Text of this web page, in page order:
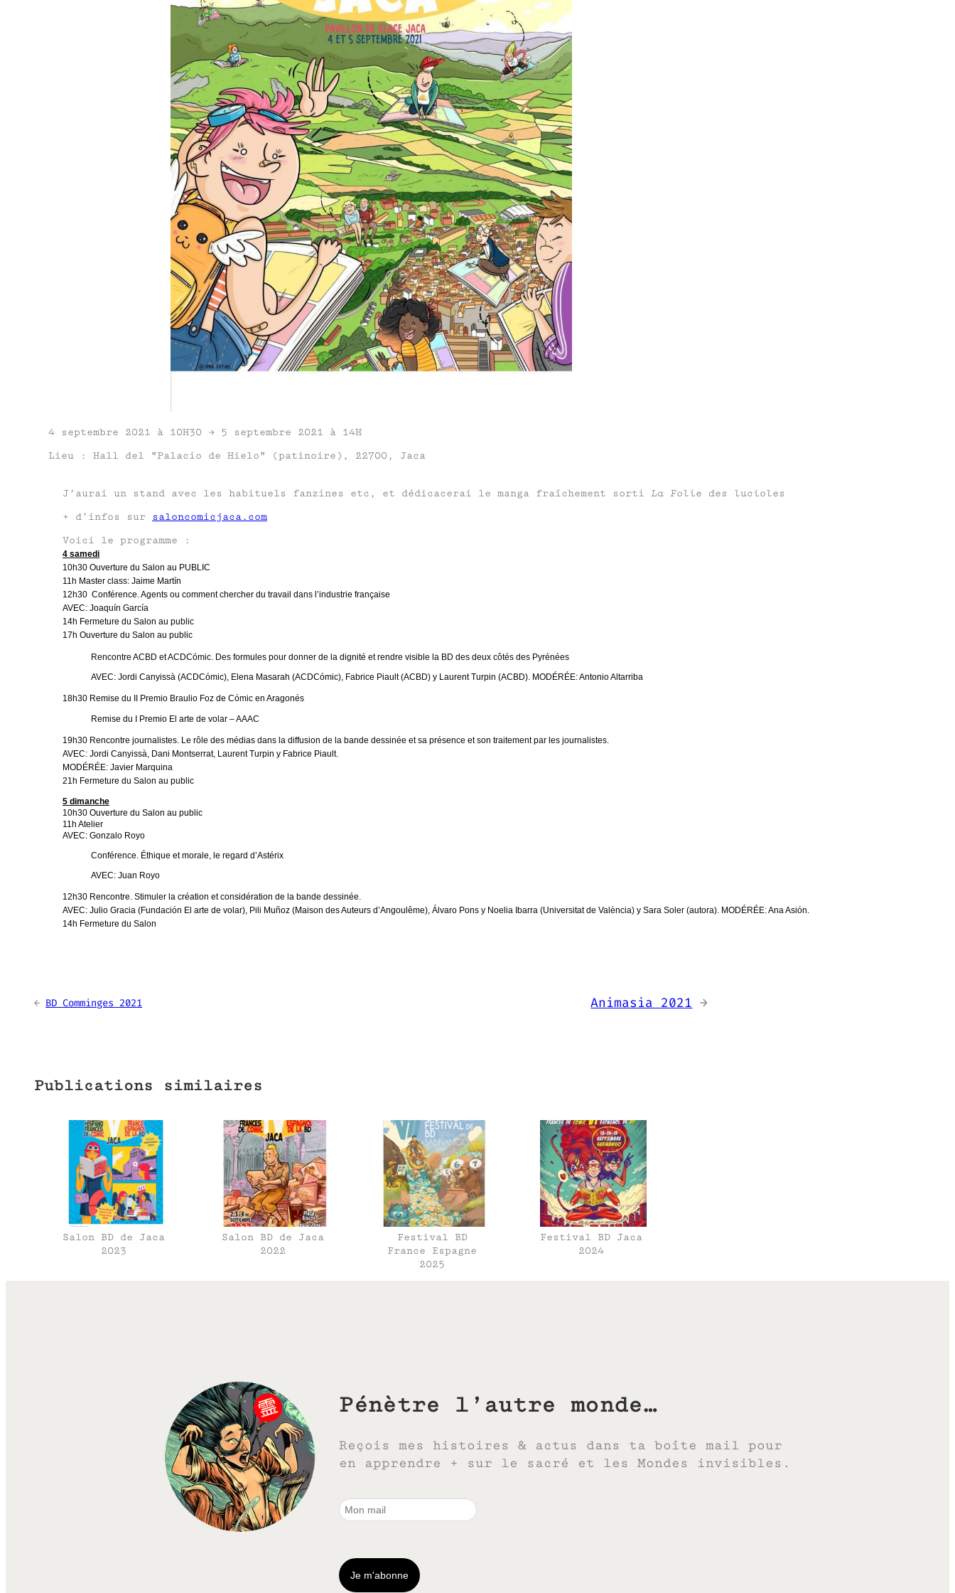
4 septembre 2021 à 10H30 → 5 septembre 2021 à 14H
Lieu : Hall del "Palacio de Hielo" (patinoire), 22700, Jaca
J’aurai un stand avec les habituels fanzines etc, et dédicacerai le manga fraîchement sorti La Folie des lucioles
+ d’infos sur
saloncomicjaca.com
Voici le programme :
4 samedi
10h30 Ouverture du Salon au PUBLIC
11h Master class: Jaime Martín
12h30 Conférence. Agents ou comment chercher du travail dans l’industrie française
AVEC: Joaquín García
14h Fermeture du Salon au public
17h Ouverture du Salon au public
Rencontre ACBD et ACDCómic. Des formules pour donner de la dignité et rendre visible la BD des deux côtés des Pyrénées
AVEC: Jordi Canyissà (ACDCómic), Elena Masarah (ACDCómic), Fabrice Piault (ACBD) y Laurent Turpin (ACBD). MODÉRÉE: Antonio Altarriba
18h30 Remise du II Premio Braulio Foz de Cómic en Aragonés
Remise du I Premio El arte de volar – AAAC
19h30 Rencontre journalistes. Le rôle des médias dans la diffusion de la bande dessinée et sa présence et son traitement par les journalistes.
AVEC: Jordi Canyissà, Dani Montserrat, Laurent Turpin y Fabrice Piault.
MODÉRÉE: Javier Marquina
21h Fermeture du Salon au public
5 dimanche
10h30 Ouverture du Salon au public
11h Atelier
AVEC: Gonzalo Royo
Conférence. Éthique et morale, le regard d’Astérix
AVEC: Juan Royo
12h30 Rencontre. Stimuler la création et considération de la bande dessinée.
AVEC: Julio Gracia (Fundación El arte de volar), Pili Muñoz (Maison des Auteurs d’Angoulême), Álvaro Pons y Noelia Ibarra (Universitat de València) y Sara Soler (autora). MODÉRÉE: Ana Asión.
14h Fermeture du Salon
← BD Comminges 2021 Animasia 2021 →
Publications similaires
Salon BD de Jaca
2023
Salon BD de Jaca
2022
Festival BD
France Espagne
2025
Festival BD Jaca
2024
Pénètre l’autre monde…
Reçois mes histoires & actus dans ta boîte mail pour
en apprendre + sur le sacré et les Mondes invisibles.